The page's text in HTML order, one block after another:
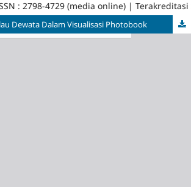
: 2798-4729 (media online) | Terakreditasi
Dewata Dalam Visualisasi Photobook